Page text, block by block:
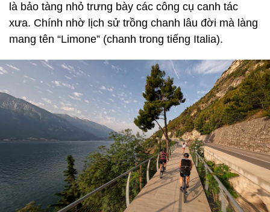
là bảo tàng nhỏ trưng bày các công cụ canh tác
xưa. Chính nhờ lịch sử trồng chanh lâu đời mà làng
mang tên “Limone” (chanh trong tiếng Italia).